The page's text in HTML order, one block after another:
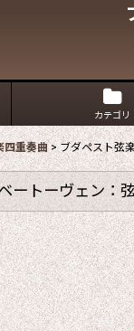
カテゴリ
四重奏曲 > ブダペスト弦
ートーヴェン：